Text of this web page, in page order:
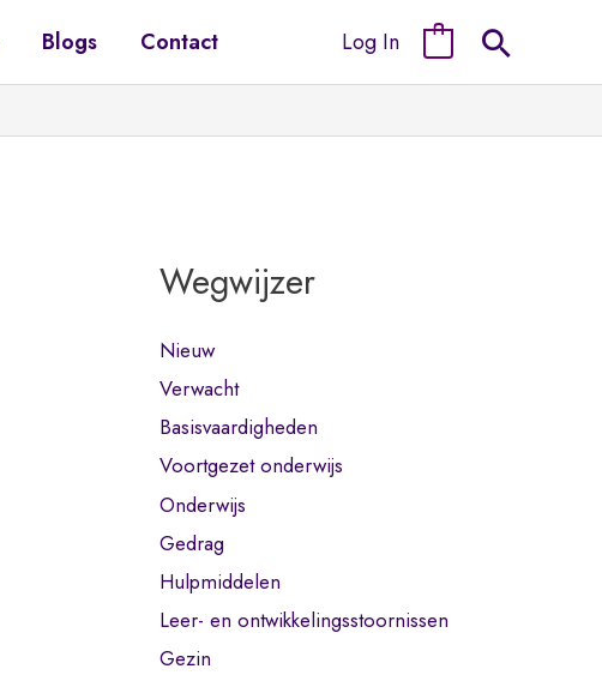
Blogs Contact Log In
Wegwijzer
Nieuw
Verwacht
Basisvaardigheden
Voortgezet onderwijs
Onderwijs
Gedrag
Hulpmiddelen
Leer- en ontwikkelingsstoornissen
Gezin